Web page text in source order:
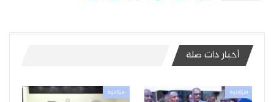
أخبار ذات صلة
سياسية سياسية